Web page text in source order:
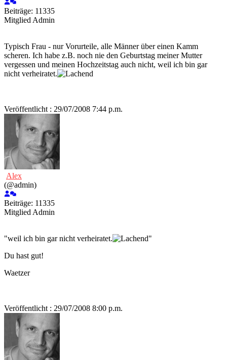
Beiträge: 11335
Mitglied Admin
Typisch Frau - nur Vorurteile, alle Männer über einen Kamm
scheren. Ich habe z.B. noch nie den Geburtstag meiner Mutter
vergessen und meinen Hochzeitstag auch nicht, weil ich bin gar
nicht verheiratet.
Veröffentlicht : 29/07/2008 7:44 p.m.
Alex
(@admin)
Beiträge: 11335
Mitglied Admin
"weil ich bin gar nicht verheiratet.
"
Du hast gut!
Waetzer
Veröffentlicht : 29/07/2008 8:00 p.m.